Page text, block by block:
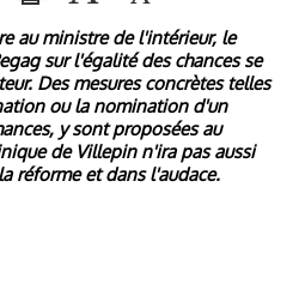
au ministre de l'intérieur, le
sur l'égalité des chances se
Des mesures concrètes telles
ou la nomination d'un
y sont proposées au
de Villepin n'ira pas aussi
réforme et dans l'audace.